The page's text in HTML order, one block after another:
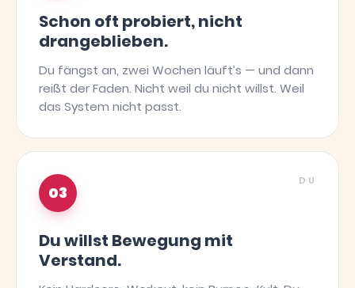
Schon oft probiert, nicht
drangeblieben.
Du fängst an, zwei Wochen läuft’s — und dann
reißt der Faden. Nicht weil du nicht willst. Weil
das System nicht passt.
03
DU
Du willst Bewegung mit
Verstand.